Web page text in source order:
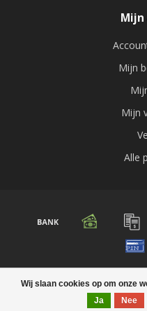
Wij slaan cookies op om onze
Ja
Nee
Mijn
Mijn
Mijn
Alle
© Copyright